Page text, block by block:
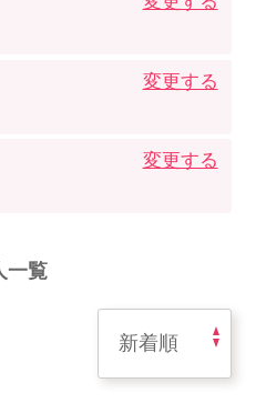
て
様はこちら
リットについて
変更する
変更する
一覧